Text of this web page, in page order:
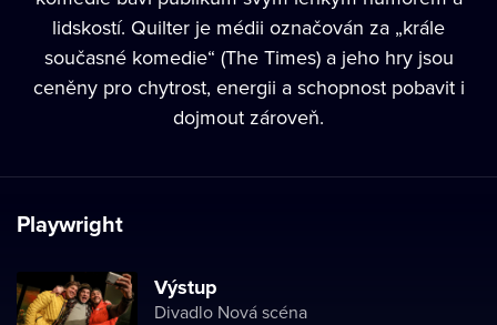
lidskostí. Quilter je médii označován za „krále
současné komedie“ (The Times) a jeho hry jsou
ceněny pro chytrost, energii a schopnost pobavit i
dojmout zároveň.
Playwright
Výstup
Divadlo Nová scéna